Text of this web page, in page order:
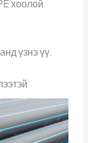
хоолой
үзнэ үү.